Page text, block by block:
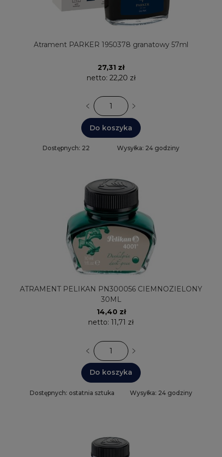
Atrament PARKER 1950378 granatowy 57ml
27,31 zł
netto: 22,20 zł
Do koszyka
Dostępnych: 22 Wysyłka: 24 godziny
ATRAMENT PELIKAN PN300056 CIEMNOZIELONY
30ML
14,40 zł
netto: 11,71 zł
Do koszyka
Dostępnych: ostatnia sztuka Wysyłka: 24 godziny